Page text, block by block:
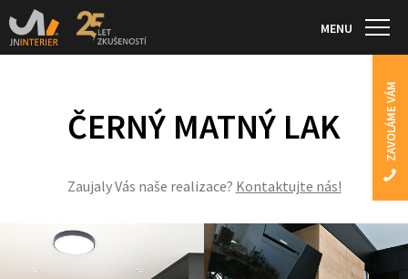
ZAVOLÁME VÁM
MENU
ČERNÝ MATNÝ LAK
Zaujaly Vás naše realizace? Kontaktujte nás!